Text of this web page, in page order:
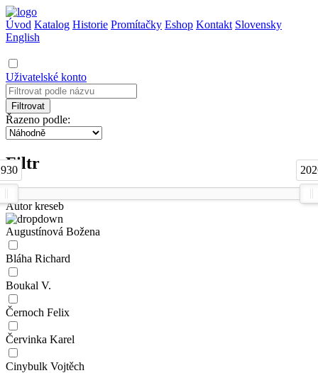
Úvod Katalog Historie Promítačky Eshop Kontakt Slovensky
English
Uživatelské konto
Filtrovat
Řazeno podle:
Filtr
Autor kreseb
Augustínová Božena
Bláha Richard
Boukal V.
Černoch Felix
Červinka Karel
Cinybulk Vojtěch